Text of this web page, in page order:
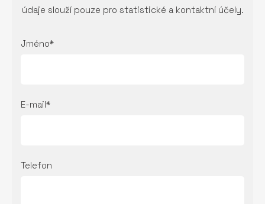
údaje slouží pouze pro statistické a kontaktní účely.
Jméno*
E-mail*
Telefon